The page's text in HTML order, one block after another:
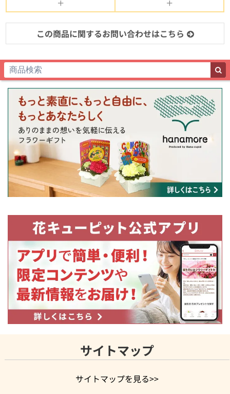
この商品に関するお問い合わせはこちら
サイトマップ
サイトマップを見る>>